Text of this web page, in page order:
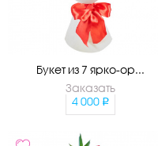
Букет из 7 ярко-ор...
Заказать
4 000